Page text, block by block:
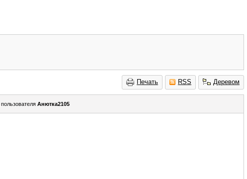
Печать RSS Деревом
пользователя Анютка2105